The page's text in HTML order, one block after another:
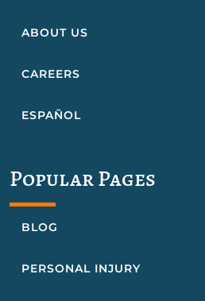
ABOUT US
CAREERS
ESPAÑOL
Popular Pages
BLOG
PERSONAL INJURY